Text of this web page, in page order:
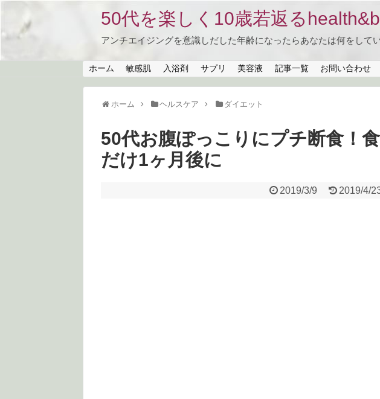
50代を楽しく10歳若返る
アンチエイジングを意識しだした年齢になったらあなたは何をし
ホーム 敏感肌 入浴剤 サプリ 美容液 記事一覧 お問い合わせ
ホーム ヘルスケア ダイエット
50代お腹ぽっこりにプチ断食！
だけ1ヶ月後に
2019/3/9 2019/4/